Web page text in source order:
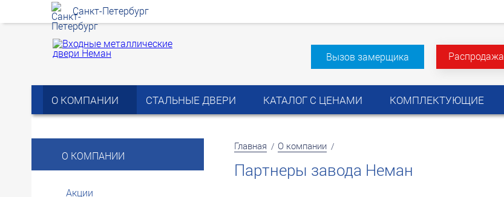
Санкт-Петербург
Вызов замерщика Распродажа
О КОМПАНИИ СТАЛЬНЫЕ ДВЕРИ КАТАЛОГ С ЦЕНАМИ КОМПЛЕКТУЮЩИЕ
О КОМПАНИИ
Акции
Главная / О компании /
Партнеры завода Неман